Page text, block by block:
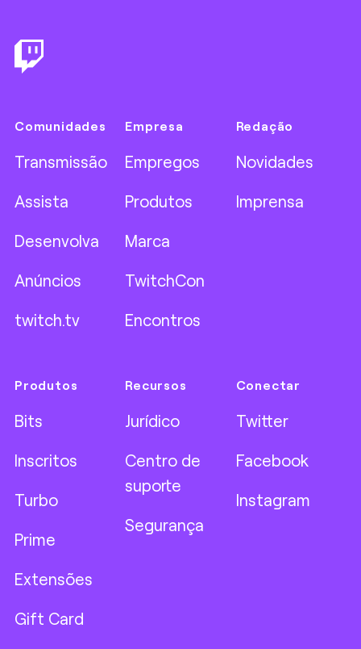
Comunidades
Transmissão
Assista
Desenvolva
Anúncios
twitch.tv
Empresa
Empregos
Produtos
Marca
TwitchCon
Encontros
Redação
Novidades
Imprensa
Produtos
Bits
Inscritos
Turbo
Prime
Extensões
Gift Card
Recursos
Jurídico
Centro de
suporte
Segurança
Conectar
Twitter
Facebook
Instagram